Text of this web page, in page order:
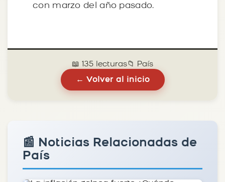
con marzo del año pasado.
📖 135 lecturas📁 País
← Volver al inicio
📰 Noticias Relacionadas de
País